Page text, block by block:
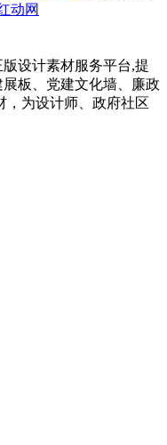
动网
设计素材服务平台,提
板、党建文化墙、廉政
，为设计师、政府社区